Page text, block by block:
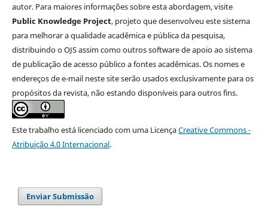
autor. Para maiores informações sobre esta abordagem, visite
Public Knowledge Project, projeto que desenvolveu este sistema
para melhorar a qualidade acadêmica e pública da pesquisa,
distribuindo o OJS assim como outros software de apoio ao sistema
de publicação de acesso público a fontes acadêmicas. Os nomes e
endereços de e-mail neste site serão usados exclusivamente para os
propósitos da revista, não estando disponíveis para outros fins.
Este trabalho está licenciado com uma LicençaCreative Commons -
Atribuição 4.0 Internacional.
Enviar Submissão